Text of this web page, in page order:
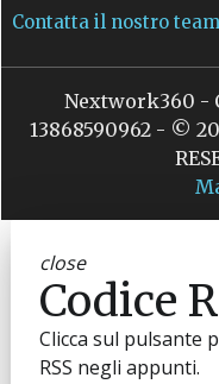
Contatta il nostro
Nextwork360 -
13868590962 - ©
close
Codice
Clicca sul pulsante
RSS negli appunti.